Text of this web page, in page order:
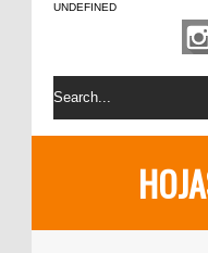
UNDEFINED